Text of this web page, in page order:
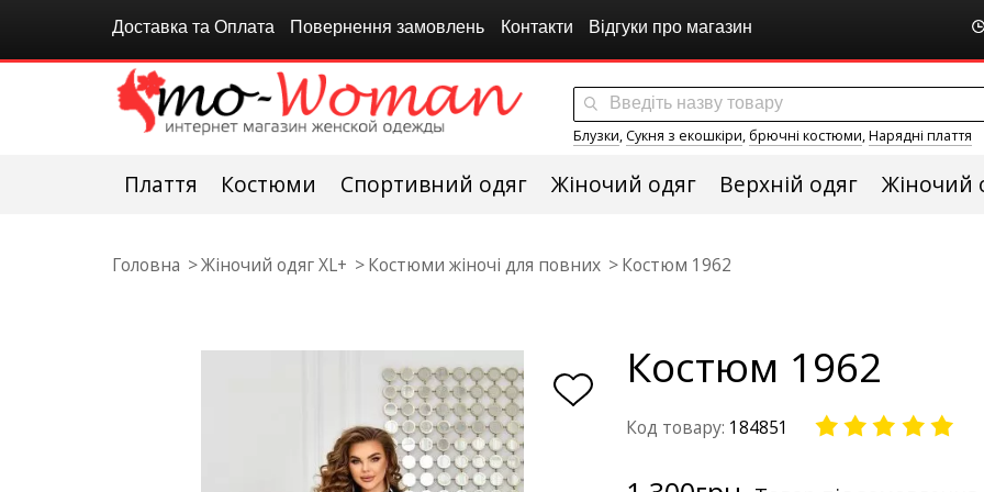
Доставка та Оплата Повернення замовлень Контакти Відгуки про магазин
Блузки, Сукня з екошкіри, брючні костюми,Нарядні плаття
Плаття Костюми Спортивний одяг Жіночий одяг Верхній одяг Жіночий
Головна Жіночий одяг XL+ Костюми жіночі для повних Костюм 1962
Костюм 1962
Код товару: 184851